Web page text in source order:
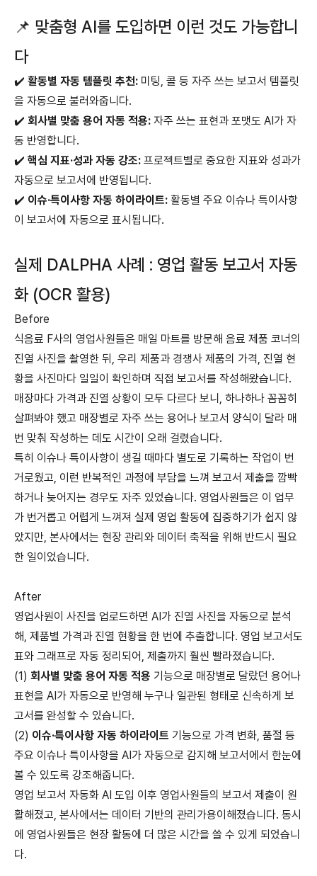
📌 맞춤형 AI를 도입하면 이런 것도 가능합니
다
✔️ 활동별 자동 템플릿 추천: 미팅, 콜 등 자주 쓰는 보고서 템플릿
을 자동으로 불러와줍니다.
✔️ 회사별 맞춤 용어 자동 적용: 자주 쓰는 표현과 포맷도 AI가 자
동 반영합니다.
✔️ 핵심 지표·성과 자동 강조: 프로젝트별로 중요한 지표와 성과가
자동으로 보고서에 반영됩니다.
✔️ 이슈·특이사항 자동 하이라이트: 활동별 주요 이슈나 특이사항
이 보고서에 자동으로 표시됩니다.
실제 DALPHA 사례 : 영업 활동 보고서 자동
화 (OCR 활용)
Before
식음료 F사의 영업사원들은 매일 마트를 방문해 음료 제품 코너의
진열 사진을 촬영한 뒤, 우리 제품과 경쟁사 제품의 가격, 진열 현
황을 사진마다 일일이 확인하며 직접 보고서를 작성해왔습니다.
매장마다 가격과 진열 상황이 모두 다르다 보니, 하나하나 꼼꼼히
살펴봐야 했고 매장별로 자주 쓰는 용어나 보고서 양식이 달라 매
번 맞춰 작성하는 데도 시간이 오래 걸렸습니다.
특히 이슈나 특이사항이 생길 때마다 별도로 기록하는 작업이 번
거로웠고, 이런 반복적인 과정에 부담을 느껴 보고서 제출을 깜빡
하거나 늦어지는 경우도 자주 있었습니다. 영업사원들은 이 업무
가 번거롭고 어렵게 느껴져 실제 영업 활동에 집중하기가 쉽지 않
았지만, 본사에서는 현장 관리와 데이터 축적을 위해 반드시 필요
한 일이었습니다.
After
영업사원이 사진을 업로드하면 AI가 진열 사진을 자동으로 분석
해, 제품별 가격과 진열 현황을 한 번에 추출합니다. 영업 보고서도
표와 그래프로 자동 정리되어, 제출까지 훨씬 빨라졌습니다.
(1) 회사별 맞춤 용어 자동 적용 기능으로 매장별로 달랐던 용어나
표현을 AI가 자동으로 반영해 누구나 일관된 형태로 신속하게 보
고서를 완성할 수 있습니다.
(2) 이슈·특이사항 자동 하이라이트 기능으로 가격 변화, 품절 등
주요 이슈나 특이사항을 AI가 자동으로 감지해 보고서에서 한눈에
볼 수 있도록 강조해줍니다.
영업 보고서 자동화 AI 도입 이후 영업사원들의 보고서 제출이 원
활해졌고, 본사에서는 데이터 기반의 관리가용이해졌습니다. 동시
에 영업사원들은 현장 활동에 더 많은 시간을 쓸 수 있게 되었습니
다.